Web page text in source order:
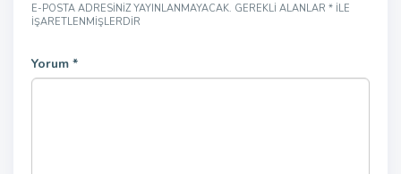
E-POSTA ADRESINIZ YAYINLANMAYACAK. GEREKLI ALANLAR * ILE
IŞARETLENMIŞLERDIR
Yorum *